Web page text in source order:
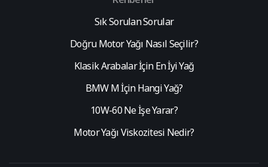
Sık Sorulan Sorular
Doğru Motor Yağı Nasıl Seçilir?
Klasik Arabalar İçin En İyi Yağ
BMW M İçin Hangi Yağ?
10W-60 Ne İşe Yarar?
Motor Yağı Viskozitesi Nedir?